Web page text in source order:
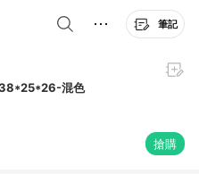
筆記
38*25*26-混色
搶購